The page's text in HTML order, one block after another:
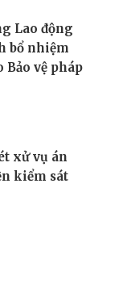
Lao động
bổ nhiệm
Bảo vệ pháp
xử vụ án
kiểm sát